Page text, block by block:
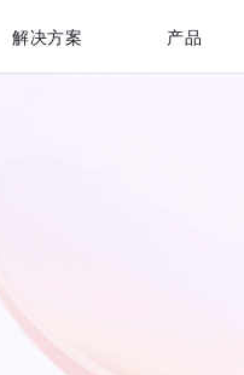
解决方案 产品